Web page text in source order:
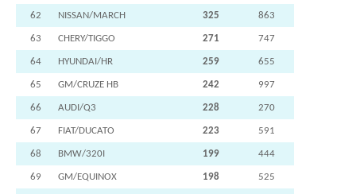
62 NISSAN/MARCH 325 863
63 CHERY/TIGGO 271 747
64 HYUNDAI/HR 259 655
65 GM/CRUZE HB 242 997
66 AUDI/Q3 228 270
67 FIAT/DUCATO 223 591
68 BMW/320I 199 444
69 GM/EQUINOX 198 525